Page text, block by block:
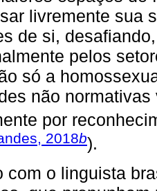
livremente sua
de si,
pelos
só a
não
por
2018b).
com o linguista